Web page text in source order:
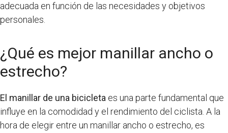
adecuada en función de las necesidades y objetivos
personales.
¿Qué es mejor manillar ancho o
estrecho?
El manillar de una bicicleta es una parte fundamental que
influye en la comodidad y el rendimiento del ciclista. A la
hora de elegir entre un manillar ancho o estrecho, es